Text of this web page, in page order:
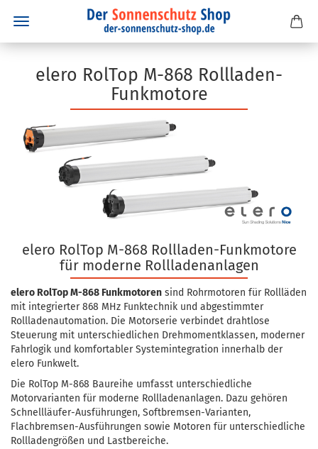
elero RolTop M-868 Rollladen-
Funkmotore
elero RolTop M-868 Rollladen-Funkmotore
für moderne Rollladenanlagen
elero RolTop M-868 Funkmotoren sind Rohrmotoren für Rollläden
mit integrierter 868 MHz Funktechnik und abgestimmter
Rollladenautomation. Die Motorserie verbindet drahtlose
Steuerung mit unterschiedlichen Drehmomentklassen, moderner
Fahrlogik und komfortabler Systemintegration innerhalb der
elero Funkwelt.
Die RolTop M-868 Baureihe umfasst unterschiedliche
Motorvarianten für moderne Rollladenanlagen. Dazu gehören
Schnellläufer-Ausführungen, Softbremsen-Varianten,
Flachbremsen-Ausführungen sowie Motoren für unterschiedliche
Rollladengrößen und Lastbereiche.